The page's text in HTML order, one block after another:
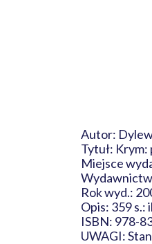
Autor:
Tytuł:
Miejsce
Rok wyd.:
Opis: 359 s.:
ISBN: 978-
UWAGI: